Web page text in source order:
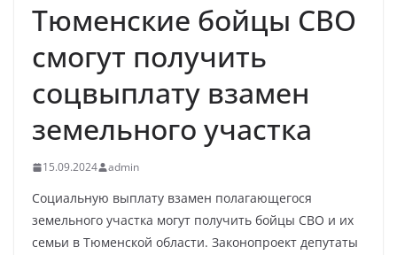
Тюменские бойцы СВО
смогут получить
соцвыплату взамен
земельного участка
15.09.2024 admin
Социальную выплату взамен полагающегося
земельного участка могут получить бойцы СВО и их
семьи в Тюменской области. Законопроект депутаты